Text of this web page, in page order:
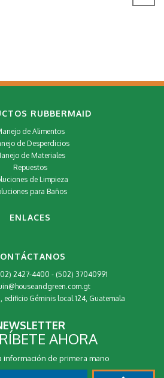
RUBBERMAID
de Alimentos
de Desperdicios
de Materiales
Repuestos
de Limpieza
para Baños
ENLACES
2427-4400 - (502) 37040991
edificio Géminis local 124, Guatemala
AHORA
información de primera mano